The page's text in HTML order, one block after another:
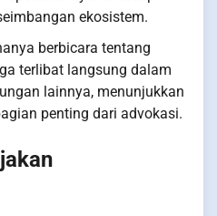
ekosistem.
berbicara tentang
terlibat langsung dalam
lainnya, menunjukkan
penting dari advokasi.